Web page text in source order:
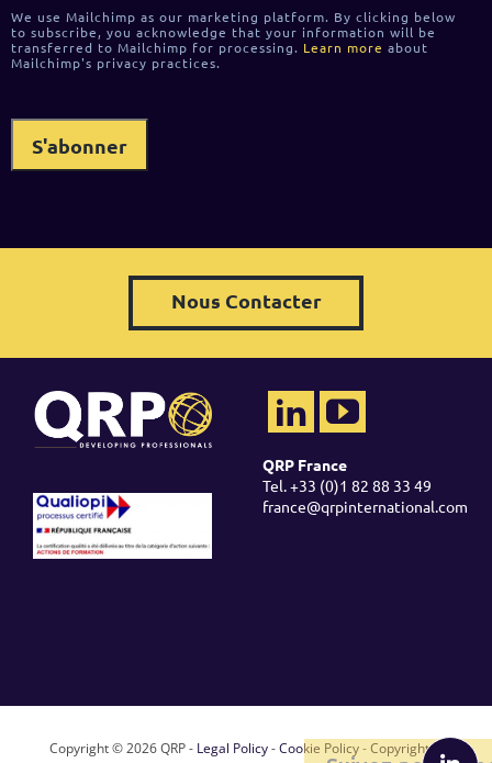
We use Mailchimp as our marketing platform. By clicking below
to subscribe, you acknowledge that your information will be
transferred to Mailchimp for processing. Learn more about
Mailchimp's privacy practices.
Nous Contacter
QRP France
Tel. +33 (0)1 82 88 33 49
france@qrpinternational.com
Copyright ©2026 QRP - Legal Policy-Cookie Policy-Copyright &